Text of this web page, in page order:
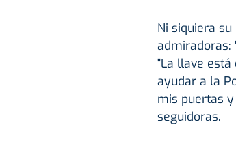
Ni siquiera
admiradoras:
"La llave está
ayudar a la
mis puertas
seguidoras.